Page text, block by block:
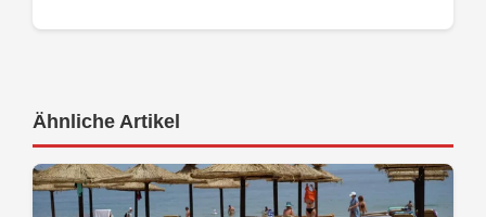
Ähnliche Artikel